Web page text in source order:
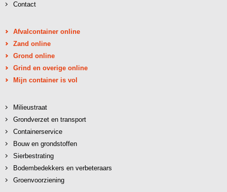
Contact
Afvalcontainer online
Zand online
Grond online
Grind en overige online
Mijn container is vol
Milieustraat
Grondverzet en transport
Containerservice
Bouw en grondstoffen
Sierbestrating
Bodembedekkers en verbeteraars
Groenvoorziening